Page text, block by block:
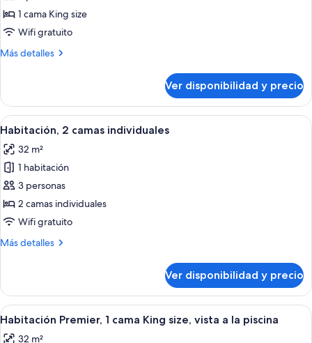
piscina
Habitación,
1
King
1 cama King size
Wifi gratuito
Más detalles
Más
1
cama
King
Ver disponibilidad y precio
Ver
todas
las
fotos
de
Habitación,
2
individuales
Habitación de hotel con dos camas,
4
Habitación, 2 camas individuales
32 m²
1 habitación
3 personas
2 camas individuales
Wifi gratuito
Más detalles
Más
2
camas
individuales
Ver disponibilidad y precio
Ver
todas
Habitación de hotel con una cama
8
Habitación Premier, 1 cama King size, vista a la piscina
32 m²